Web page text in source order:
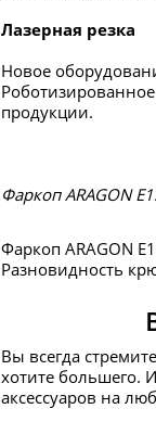
Лазерная резка
Новое
продукции.
Фаркоп ARAGON
Фаркоп ARAGON
Разновидность
Вы всегда
хотите большего.
аксессуаров на